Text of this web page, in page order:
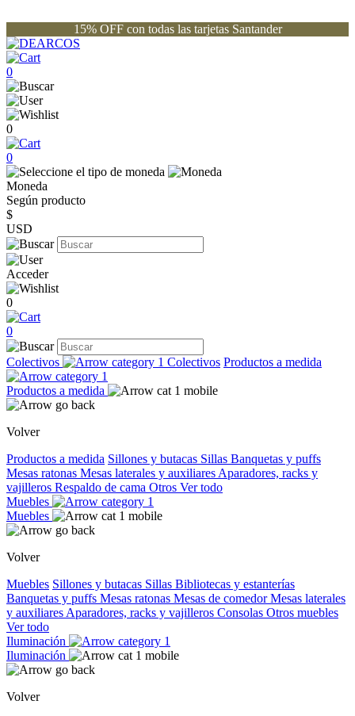
15% OFF con todas las tarjetas Santander
0
0
0
Moneda
Según producto
$
USD
Acceder
0
0
Colectivos Colectivos Productos a medida
Productos a medida
Volver
Productos a medida Sillones y butacas Sillas Banquetas y puffs
Mesas ratonas Mesas laterales y auxiliares Aparadores, racks y
vajilleros Respaldo de cama Otros Ver todo
Muebles
Muebles
Volver
Muebles Sillones y butacas Sillas Bibliotecas y estanterías
Banquetas y puffs Mesas ratonas Mesas de comedorMesas laterales
y auxiliares Aparadores, racks y vajilleros Consolas Otros muebles
Ver todo
Iluminación
Iluminación
Volver